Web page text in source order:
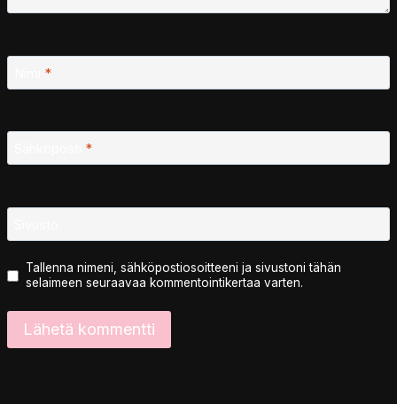
*
*
Tallenna nimeni, sähköpostiosoitteeni ja sivustoni tähän
selaimeen seuraavaa kommentointikertaa varten.